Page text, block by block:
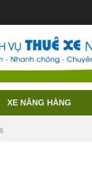
XE NÂNG HÀNG